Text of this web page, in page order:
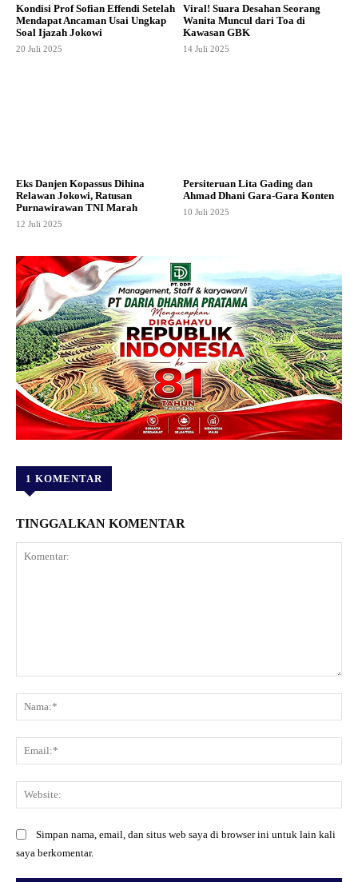
Kondisi Prof Sofian Effendi Setelah
Mendapat Ancaman Usai Ungkap
Soal Ijazah Jokowi
20 Juli 2025
Viral! Suara Desahan Seorang
Wanita Muncul dari Toa di
Kawasan GBK
14 Juli 2025
Eks Danjen Kopassus Dihina
Relawan Jokowi, Ratusan
Purnawirawan TNI Marah
12 Juli 2025
Persiteruan Lita Gading dan
Ahmad Dhani Gara-Gara Konten
10 Juli 2025
1 KOMENTAR
TINGGALKAN KOMENTAR
Simpan nama, email, dan situs web saya di browser ini untuk lain kali
saya berkomentar.